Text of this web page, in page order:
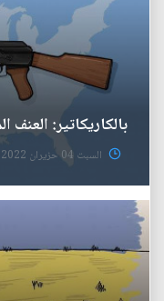
بالكاريكاتير:
السبت 04 حزيران 2022